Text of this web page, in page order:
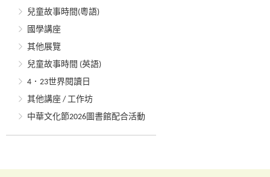
兒童故事時間(粵語)
國學講座
其他展覽
兒童故事時間 (英語)
4．23世界閱讀日
其他講座 / 工作坊
中華文化節2026圖書館配合活動